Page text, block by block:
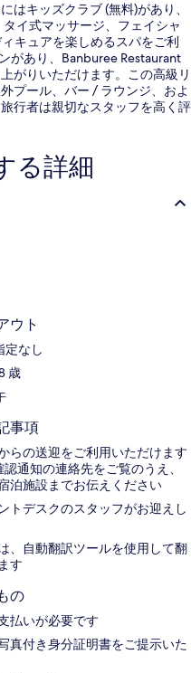
はキッズクラブ (無料)があり、
イ式マッサージ、フェイシャ
キュアを楽しめるスパをご利
があり、Banburee Restaurant
がりいただけます。この高級リ
プール、バー / ラウンジ、およ
行者は親切なスタッフを高く評
る詳細
ウト
定なし
歳
事項
らの送迎をご利用いただけます
通知の連絡先をご覧のうえ、
泊施設までお伝えください
トデスクのスタッフがお迎えし
、自動翻訳ツールを使用して翻
す
の
払いが必要です
真付き身分証明書をご提示いた